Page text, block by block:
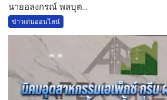
นายอลงกรณ์ พลบุต...
ข่าวเด่นออนไลน์